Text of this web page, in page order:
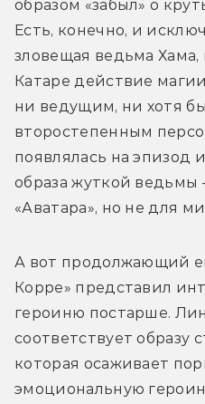
образом «забыл» о
Есть, конечно, и
зловещая ведьма Хама,
Катаре действие
ни ведущим, ни хотя
второстепенным
появлялась на эпизод
образа жуткой
«Аватара», но не для
А вот продолжающий
Корре» представил
героиню постарше.
соответствует образу
которая осаживает
эмоциональную